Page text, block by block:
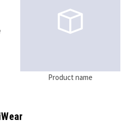
Product name